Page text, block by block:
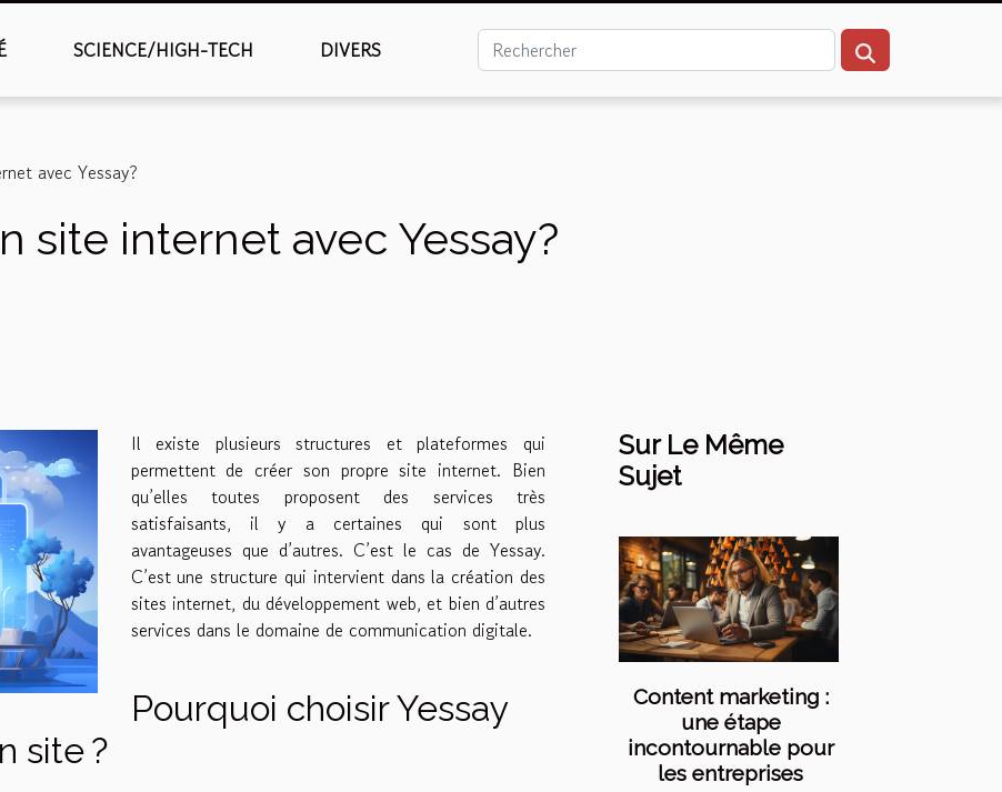
SCIENCE/HIGH-TECH DIVERS
avec Yessay?
site internet avec Yessay?
Il existe plusieurs structures et plateformes qui
permettent de créer son propre site internet. Bien
qu’elles toutes proposent des services très
satisfaisants, il y a certaines qui sont plus
avantageuses que d’autres. C’est le cas de Yessay.
C’est une structure qui intervient dans la création des
sites internet, du développement web, et bien d’autres
services dans le domaine de communication digitale.
Pourquoi choisir Yessay
site ?
Sur Le Même
Sujet
Content marketing :
une étape
incontournable pour
les entreprises